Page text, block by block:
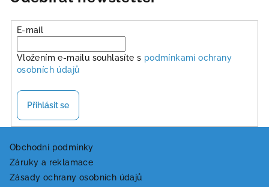
E-mail
Vložením e-mailu souhlasíte s podmínkami ochrany
osobních údajů
Přihlásit se
Obchodní podmínky
Záruky a reklamace
Zásady ochrany osobních údajů